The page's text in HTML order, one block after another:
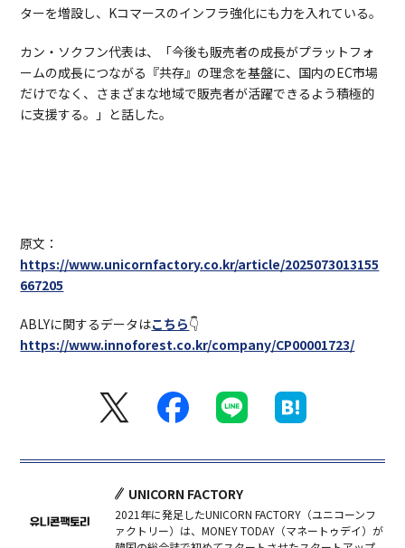
ターを増設し、Kコマースのインフラ強化にも力を入れている。
カン・ソクフン代表は、「今後も販売者の成長がプラットフォ
ームの成長につながる『共存』の理念を基盤に、国内のEC市場
だけでなく、さまざまな地域で販売者が活躍できるよう積極的
に支援する。」と話した。
原文：
https://www.unicornfactory.co.kr/article/2025073013155
667205
ABLYに関するデータはこちら👇
https://www.innoforest.co.kr/company/CP00001723/
UNICORN FACTORY
2021年に発足したUNICORN FACTORY（ユニコーンフ
ァクトリー）は、MONEY TODAY（マネートゥデイ）が